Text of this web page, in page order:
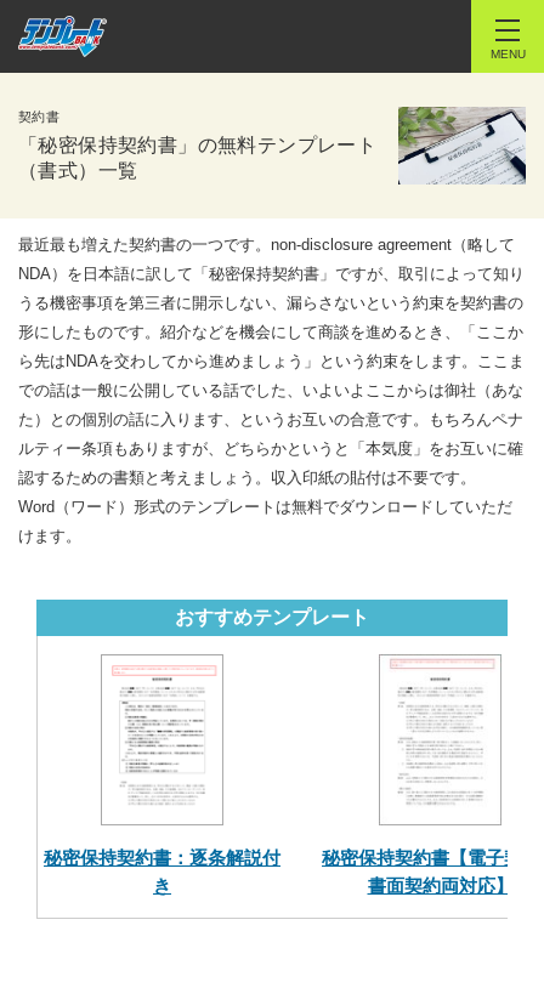
MENU
契約書
「秘密保持契約書」の無料テンプレート
（書式）一覧
最近最も増えた契約書の一つです。non-disclosure agreement（略して
NDA）を日本語に訳して「秘密保持契約書」ですが、取引によって知り
うる機密事項を第三者に開示しない、漏らさないという約束を契約書の
形にしたものです。紹介などを機会にして商談を進めるとき、「ここか
ら先はNDAを交わしてから進めましょう」という約束をします。ここま
での話は一般に公開している話でした、いよいよここからは御社（あな
た）との個別の話に入ります、というお互いの合意です。もちろんペナ
ルティー条項もありますが、どちらかというと「本気度」をお互いに確
認するための書類と考えましょう。収入印紙の貼付は不要です。
Word（ワード）形式のテンプレートは無料でダウンロードしていただ
けます。
おすすめテンプレート
秘密保持契約書：逐条解説付
き
秘密保持契約書【電子契約
書面契約両対応】